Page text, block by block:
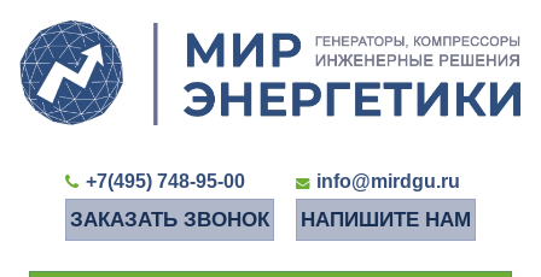
+7(495) 748-95-00 info@mirdgu.ru
ЗАКАЗАТЬ ЗВОНОК НАПИШИТЕ НАМ